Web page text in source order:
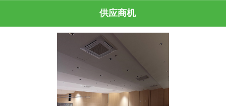
供应商机